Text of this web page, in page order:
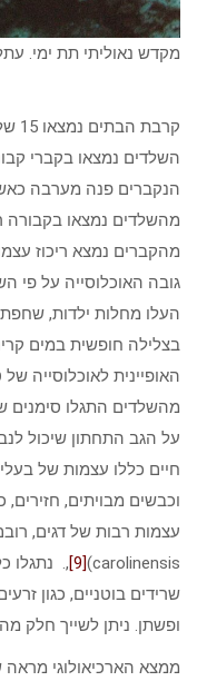
מקדש נאוליתי תת ימי.
השלדים נמצאו בקברי
הנקברים פנה מערבה
מהשלדים נמצאו בקבורה
מהקברים נמצא ריכוז
העלו מחלות ילדות, שחפת
בצלילה חופשית במים
האופיינית לאוכלוסייה
מהשלדים התגלו סימנים
על הגב התחתון שיכול
חיים כללו עצמות של
וכבשים מבויתים,
carolinensis)
[9]
,. נתגלו
שרידים בוטניים, כגון
ופשתן. ניתן לשייך חלק
ממצא הארכיאולוגי